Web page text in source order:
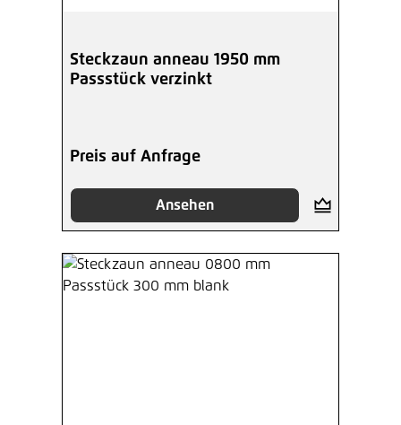
Steckzaun anneau 1950 mm
Passstück verzinkt
Preis auf Anfrage
Ansehen